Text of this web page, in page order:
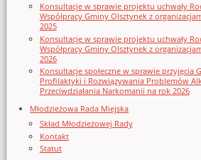
Konsultacje w sprawie projektu uchwały
Współpracy Gminy Olsztynek z
2025
Konsultacje w sprawie projektu uchwały
Współpracy Gminy Olsztynek z
2026
Konsultacje społeczne w sprawie przyjęcia
Profilaktyki i Rozwiązywania Problemów
Przeciwdziałania Narkomanii na rok 2026
Młodzieżowa Rada Miejska
Skład Młodzieżowej Rady
Kontakt
Statut